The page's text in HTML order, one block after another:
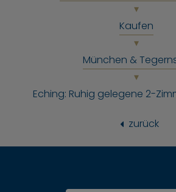
Kaufen
München &
Eching: Ruhig gelegene 2-
zurück